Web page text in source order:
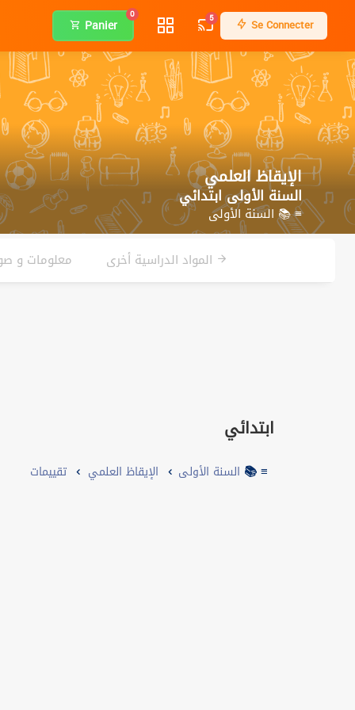
Panier
0 5 Se Connecter
الإيقاظ العلمي
السنة الأولى ابتدائي
≡ 📚 السنة الأولى
المواد الدراسية أخرى معلومات و
ابتدائي
≡ 📚 السنة الأولى الإيقاظ العلمي تقييمات